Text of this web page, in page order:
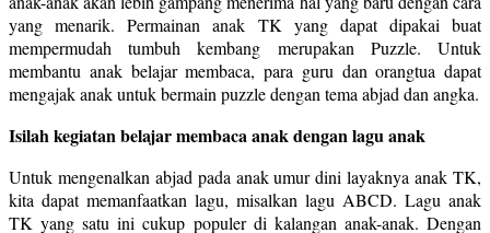
yang menarik. Permainan anak TK yang dapat dipakai buat
mempermudah tumbuh kembang merupakan Puzzle. Untuk
membantu anak belajar membaca, para guru dan orangtua dapat
mengajak anak untuk bermain puzzle dengan tema abjad dan angka.
Isilah kegiatan belajar membaca anak dengan lagu anak
Untuk mengenalkan abjad pada anak umur dini layaknya anak TK,
kita dapat memanfaatkan lagu, misalkan lagu ABCD. Lagu anak
TK yang satu ini cukup populer di kalangan anak-anak. Dengan